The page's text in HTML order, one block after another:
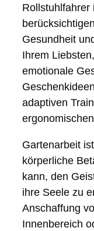
Rollstuhlfahrer
Gesundheit
Ihrem
emotionale
adaptiven
Gartenarbeit
körperliche
kann, den
ihre Seele zu
Anschaffung
Innenbereich